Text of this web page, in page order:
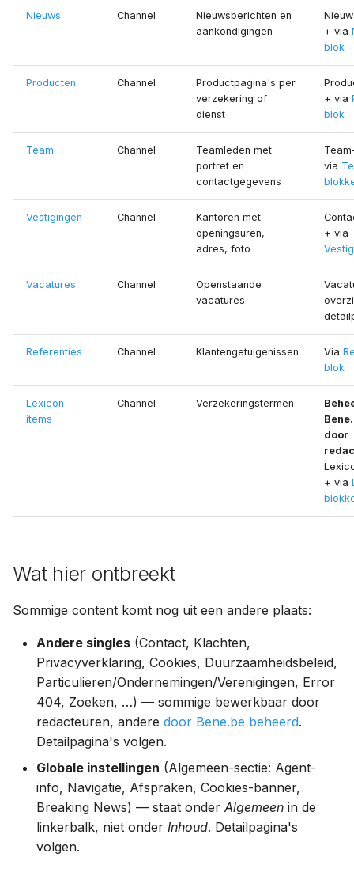
Nieuws Channel
Nieuwsberichten en
aankondigingen
+ via
blok
Producten Channel
Productpagina's per
verzekering of
dienst
+ via
blok
Team Channel
Teamleden met
portret en
contactgegevens
via
Vestigingen Channel
Kantoren met
openingsuren,
adres, foto
+ via
Vacatures Channel
Openstaande
vacatures
Referenties Channel Klantengetuigenissen Via
blok
Lexicon-
items
Channel Verzekeringstermen
door
+ via
Wat hier ontbreekt
Sommige content komt nog uit een andere plaats:
Andere singles (Contact, Klachten,
Privacyverklaring, Cookies, Duurzaamheidsbeleid,
Particulieren/Ondernemingen/Verenigingen, Error
404, Zoeken, …) — sommige bewerkbaar door
redacteuren, andere door Bene.be beheerd.
Detailpagina's volgen.
Globale instellingen (Algemeen-sectie: Agent-
info, Navigatie, Afspraken, Cookies-banner,
Breaking News) — staat onder Algemeen in de
linkerbalk, niet onder Inhoud. Detailpagina's
volgen.